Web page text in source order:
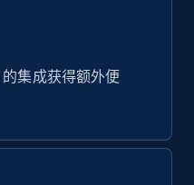
立即购买
的集成获得额外便